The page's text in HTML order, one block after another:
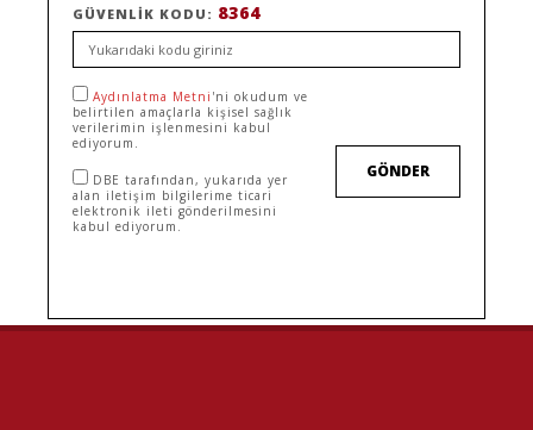
GÜVENLIK KODU: 8364
Aydınlatma Metni 'ni okudum ve
belirtilen amaçlarla kişisel sağlık
verilerimin işlenmesini kabul
ediyorum.
DBE tarafından, yukarıda yer
alan iletişim bilgilerime ticari
elektronik ileti gönderilmesini
kabul ediyorum.
GÖNDER